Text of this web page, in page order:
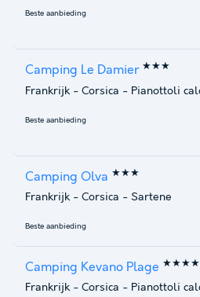
Beste aanbieding
Camping Le Damier ★★★
Frankrijk - Corsica - Pianottoli
Beste aanbieding
Camping Olva ★★★
Frankrijk - Corsica - Sartene
Beste aanbieding
Camping Kevano Plage ★★★★
Frankrijk - Corsica - Pianottoli